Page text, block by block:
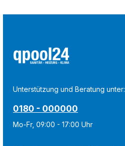
Unterstützung und Beratung unter:
0180 - 000000
Mo-Fr, 09:00 - 17:00 Uhr